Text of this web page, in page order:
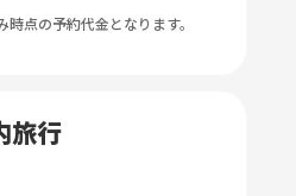
点の予約代金となります。
旅行